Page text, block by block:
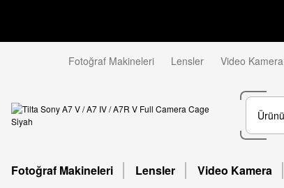
Fotoğraf Makineleri Lensler Video Kamera
Fotoğraf Makineleri Lensler Video Kamera